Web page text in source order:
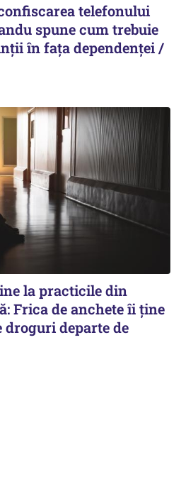
telefonului
spune cum trebuie
în fața dependenței /
la practicile din
Frica de anchete îi ține
departe de